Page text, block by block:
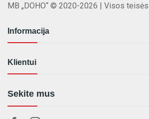
MB „DOHO“ © 2020-2026 | Visos
Informacija
Klientui
Sekite mus